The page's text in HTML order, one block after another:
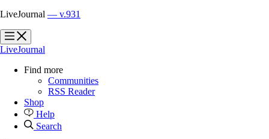
LiveJournal — v.931
?
?
LiveJournal
Find more
Communities
RSS Reader
Shop
Help
Search